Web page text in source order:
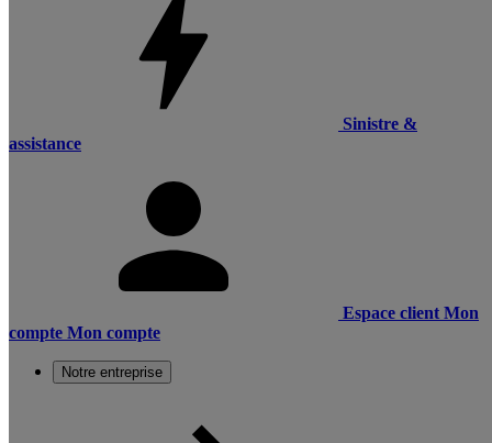
Sinistre &
assistance
Espace client Mon
compte Mon compte
Notre entreprise